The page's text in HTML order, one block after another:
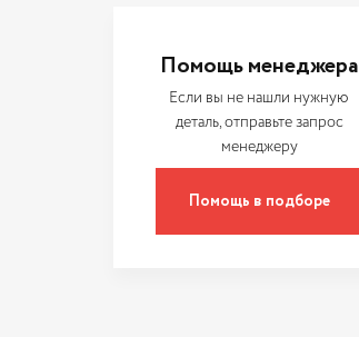
NSP
PARTS MALL
Помощь менеджера
Если вы не нашли нужную
деталь, отправьте запрос
менеджеру
Помощь в подборе